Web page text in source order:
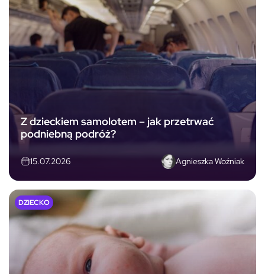
Z dzieckiem samolotem – jak przetrwać
podniebną podróż?
15.07.2026 Agnieszka Woźniak
DZIECKO